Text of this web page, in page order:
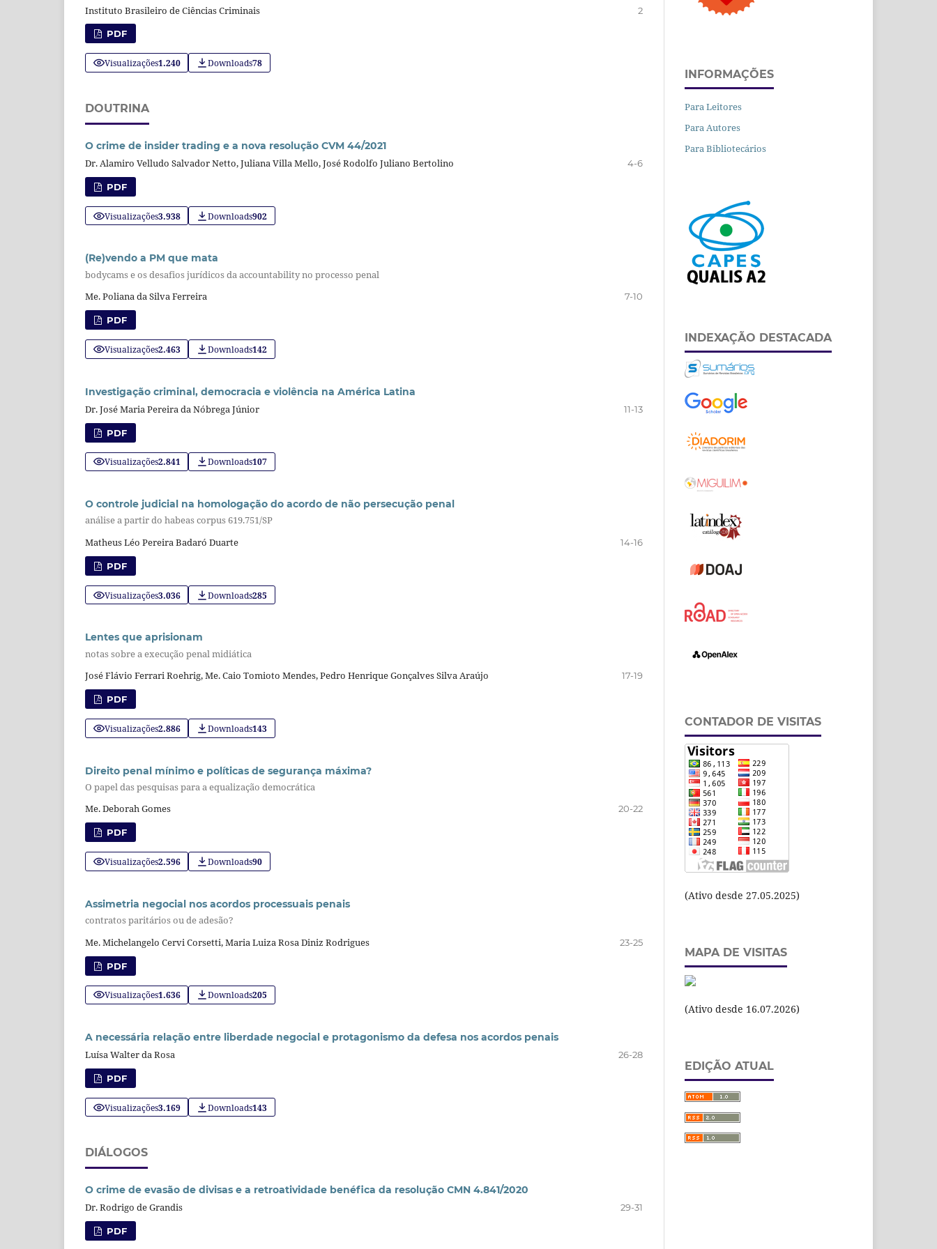
Instituto Brasileiro de Ciências Criminais
2
PDF
Visualizações1.240 Downloads78
DOUTRINA
O crime de insider trading e a nova resolução CVM 44/2021
Dr. Alamiro Velludo Salvador Netto, Juliana Villa Mello, José Rodolfo Juliano Bertolino
4-6
PDF
Visualizações3.938 Downloads902
(Re)vendo a PM que mata
bodycams e os desafios jurídicos da accountability no processo penal
Me. Poliana da Silva Ferreira
7-10
PDF
Visualizações2.463 Downloads142
Investigação criminal, democracia e violência na América Latina
Dr. José Maria Pereira da Nóbrega Júnior
11-13
PDF
Visualizações2.841 Downloads107
O controle judicial na homologação do acordo de não persecução penal
análise a partir do habeas corpus 619.751/SP
Matheus Léo Pereira Badaró Duarte
14-16
PDF
Visualizações3.036 Downloads285
Lentes que aprisionam
notas sobre a execução penal midiática
José Flávio Ferrari Roehrig, Me. Caio Tomioto Mendes, Pedro Henrique Gonçalves Silva Araújo
17-19
PDF
Visualizações2.886 Downloads143
Direito penal mínimo e políticas de segurança máxima?
O papel das pesquisas para a equalização democrática
Me. Deborah Gomes
20-22
PDF
Visualizações2.596 Downloads90
Assimetria negocial nos acordos processuais penais
contratos paritários ou de adesão?
Me. Michelangelo Cervi Corsetti, Maria Luiza Rosa Diniz Rodrigues
23-25
PDF
Visualizações1.636 Downloads205
A necessária relação entre liberdade negocial e protagonismo da defesa nos acordos penais
Luísa Walter da Rosa
26-28
PDF
Visualizações3.169 Downloads143
DIÁLOGOS
O crime de evasão de divisas e a retroatividade benéfica da resolução CMN 4.841/2020
Dr. Rodrigo de Grandis
29-31
PDF
INFORMAÇÕES
Para Leitores
Para Autores
Para Bibliotecários
INDEXAÇÃO DESTACADA
CONTADOR DE VISITAS
(Ativo desde 27.05.2025)
MAPA DE VISITAS
(Ativo desde 16.07.2026)
EDIÇÃO ATUAL